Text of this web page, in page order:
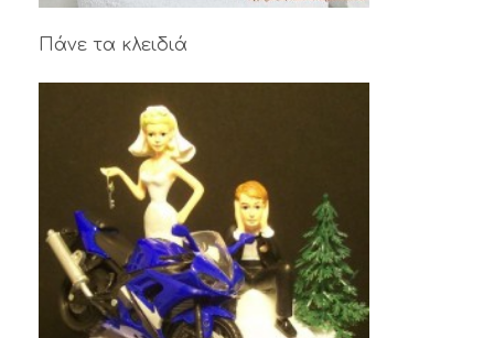
Πάνε τα κλειδιά